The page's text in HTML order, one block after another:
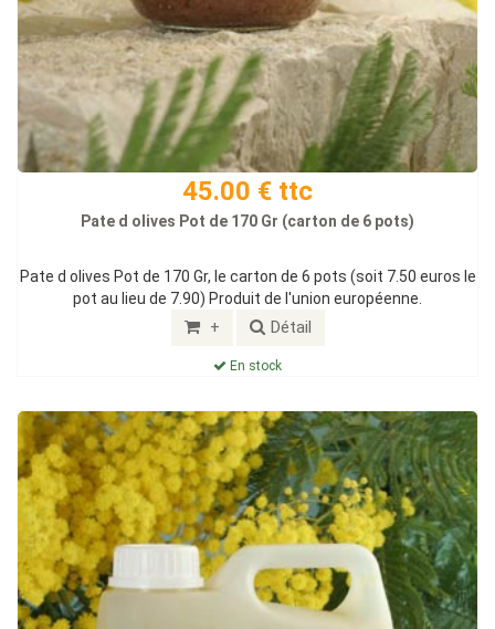
45.00 € ttc
Pate d olives Pot de 170 Gr (carton de 6 pots)
Pate d olives Pot de 170 Gr, le carton de 6 pots (soit 7.50 euros le
pot au lieu de 7.90) Produit de l'union européenne.
+ Détail
En stock